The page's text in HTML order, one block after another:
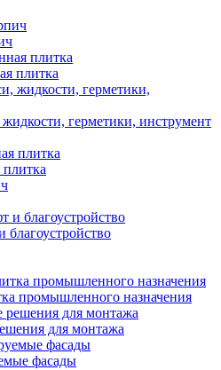
плитка
герметики, инструмент
промышленного назначения
для монтажа
фасады